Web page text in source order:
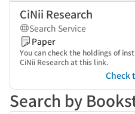
CiNii Research
Search Service
Paper
You can check the holdings of
CiNii Research at this link.
Check
Search by